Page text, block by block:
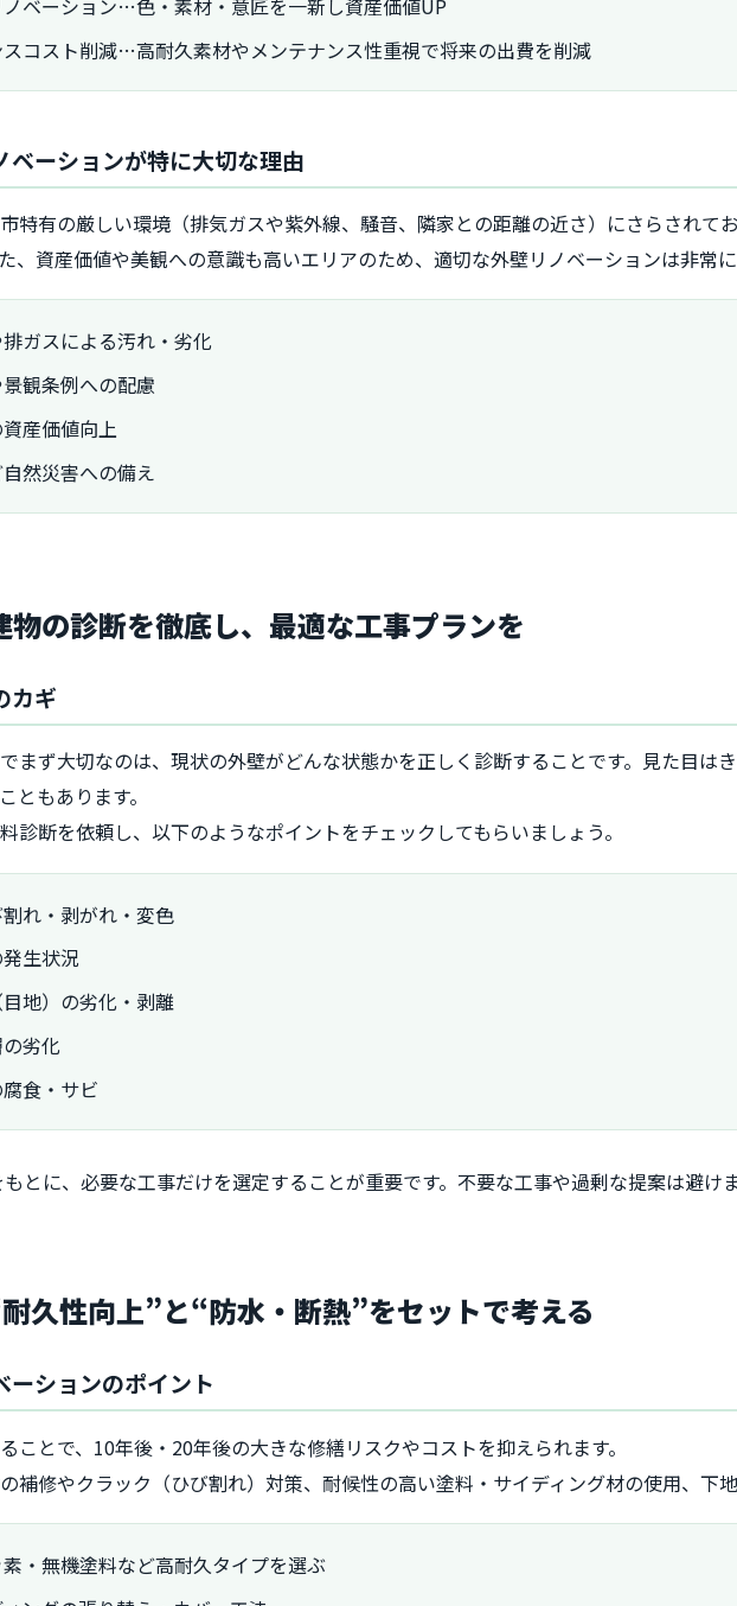
ベーション…色・素材・意匠を一新し資産価値UP
コスト削減…高耐久素材やメンテナンス性重視で将来の出費を削減
ベーションが特に大切な理由
特有の厳しい環境（排気ガスや紫外線、騒音、隣家との距離の近さ）にさらされて
、資産価値や美観への意識も高いエリアのため、適切な外壁リノベーションは非常に
ガスによる汚れ・劣化
観条例への配慮
産価値向上
然災害への備え
物の診断を徹底し、最適な工事プランを
カギ
まず大切なのは、現状の外壁がどんな状態かを正しく診断することです。見た目は
ともあります。
診断を依頼し、以下のようなポイントをチェックしてもらいましょう。
れ・剥がれ・変色
生状況
地）の劣化・剥離
劣化
食・サビ
とに、必要な工事だけを選定することが重要です。不要な工事や過剰な提案は避けま
耐久性向上”と“防水・断熱”をセットで考える
ーションのポイント
ことで、10年後・20年後の大きな修繕リスクやコストを抑えられます。
補修やクラック（ひび割れ）対策、耐候性の高い塗料・サイディング材の使用、下
・無機塗料など高耐久タイプを選ぶ